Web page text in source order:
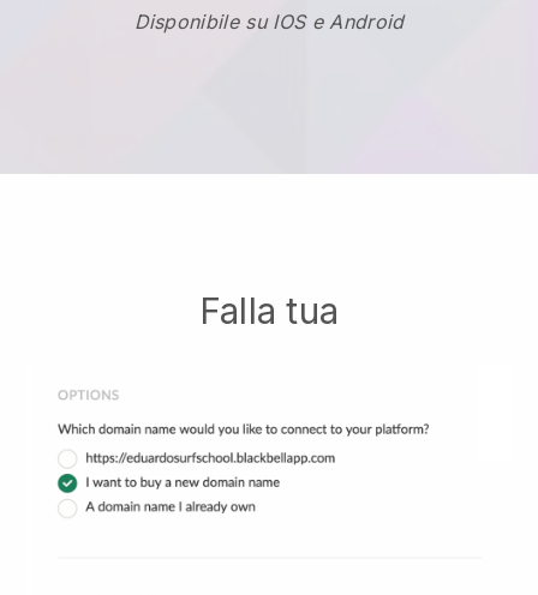
Disponibile su IOS e Android
Falla tua